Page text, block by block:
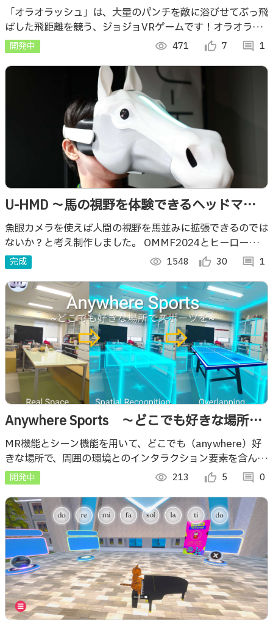
「オラオラッシュ」は、大量のパンチを敵に浴びせてぶっ飛
ばした飛距離を競う、ジョジョVRゲームです！オラオラオ
ラオラオラオラオラオラ
開発中 visibility 471 thumb_up_alt 7 comment 1
U-HMD 〜馬の視野を体験できるヘッドマウ
ントディスプレイ〜
魚眼カメラを使えば人間の視野を馬並みに拡張できるのでは
ないか？と考え制作しました。 OMMF2024とヒーローズリ
ーグ2024 展示会にて展示しました！
完成 visibility 1548 thumb_up_alt 30 comment 1
Anywhere Sports ～どこでも好きな場所で
MRでスポーツを～
MR機能とシーン機能を用いて、どこでも（anywhere）好
きな場所で、周囲の環境とのインタラクション要素を含んだ
スポーツ（sports）体験ができるコンテンツです。
開発中 visibility 213 thumb_up_alt 5 comment 0